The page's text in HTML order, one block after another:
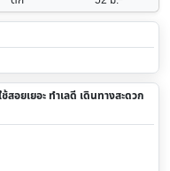
อยเยอะ ทำเลดี เดินทางสะดวก